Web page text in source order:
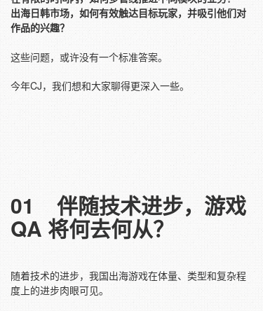
出海日韩市场， 如何有效触达目标玩家，并吸引他们对
作品的兴趣？
这些问题，或许没有一个标准答案。
今年CJ，我们想和大家聊得更深入一些。
01 伴随技术进步， 游戏
QA 将何去何从？
随着技术的进步，我国出海游戏在体量、类型和复杂程
度上的进步肉眼可见。